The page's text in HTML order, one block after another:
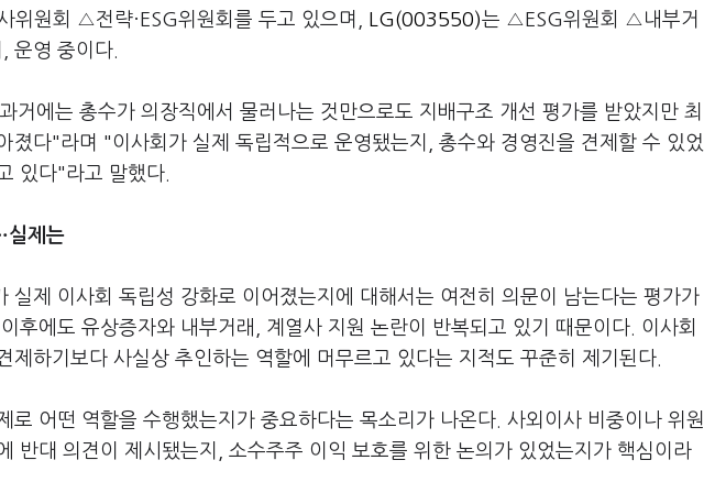
원회 △전략·ESG위원회를 두고 있으며, LG(003550)는 △ESG위원회 △내부거
운영 중이다.
거에는 총수가 의장직에서 물러나는 것만으로도 지배구조 개선 평가를 받았지만 최
졌다"라며 "이사회가 실제 독립적으로 운영됐는지, 총수와 경영진을 견제할 수 있었
있다"라고 말했다.
실제는
실제 이사회 독립성 강화로 이어졌는지에 대해서는 여전히 의문이 남는다는 평가가
후에도 유상증자와 내부거래, 계열사 지원 논란이 반복되고 있기 때문이다. 이사회
제하기보다 사실상 추인하는 역할에 머무르고 있다는 지적도 꾸준히 제기된다.
로 어떤 역할을 수행했는지가 중요하다는 목소리가 나온다. 사외이사 비중이나 위원
반대 의견이 제시됐는지, 소수주주 이익 보호를 위한 논의가 있었는지가 핵심이라